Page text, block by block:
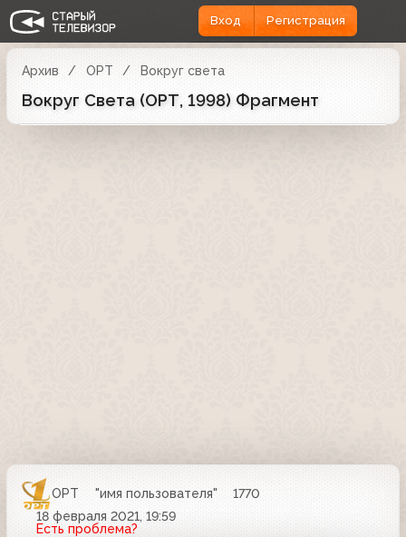
Вход Регистрация
Архив ОРТ Вокруг света
Вокруг Света (ОРТ, 1998) Фрагмент
ОРТ "имя пользователя"
1770
18 февраля 2021, 19:59
Есть проблема?